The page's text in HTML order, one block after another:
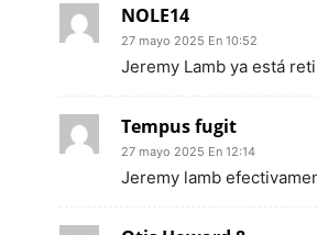
NOLE14
27 mayo 2025 En 10:52
Jeremy Lamb ya está
Tempus fugit
27 mayo 2025 En 12:14
Jeremy lamb